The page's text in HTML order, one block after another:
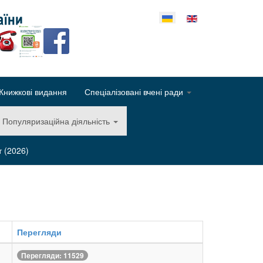
свою мову
Книжкові видання Спеціалізовані вчені ради
Популяризаційна діяльність
(2026)
Перегляди
Перегляди: 11529